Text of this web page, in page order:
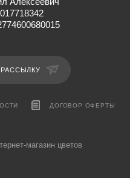
ДОГОВОР ОФЕРТЫ
магазин цветов